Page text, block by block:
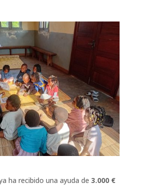
ha recibido una ayuda de 3.000 €